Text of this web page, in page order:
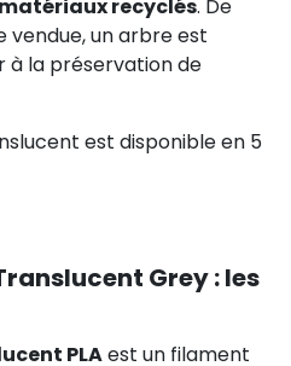
recyclés. De
vendue, un arbre est
à la préservation de
est disponible en 5
Grey : les
PLAest un filament